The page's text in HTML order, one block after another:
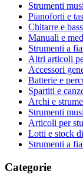
Strumenti
Pianoforti e
Chitarre e
Manuali e
Strumenti a
Altri articoli
Accessori
Batterie e
Spartiti e
Archi e
Strumenti
Articoli per
Lotti e stock
Strumenti a
Categorie